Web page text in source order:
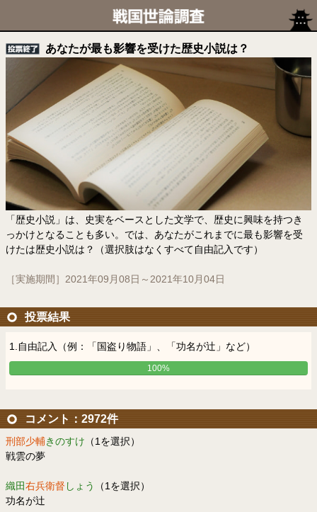
あなたが最も影響を受けた歴史小説は？
「歴史小説」は、史実をベースとした文学で、歴史に興味を持つき
っかけとなることも多い。では、あなたがこれまでに最も影響を受
けたは歴史小説は？（選択肢はなくすべて自由記入です）
［実施期間］2021年09月08日～2021年10月04日
投票結果
1.自由記入（例：「国盗り物語」、「功名が辻」など）
100%
コメント：2972件
刑部少輔きのすけ （1を選択）
戦雲の夢
織田右兵衛督 しょう
（1を選択）
功名が辻